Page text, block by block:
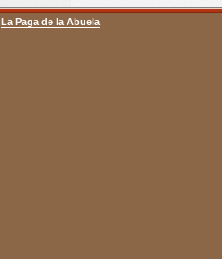
La Paga de la Abuela